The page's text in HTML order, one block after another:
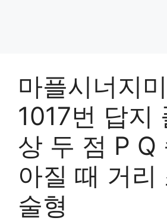
마플시너지
1017번 답지
상 두 점 P Q
아질 때 거리
술형